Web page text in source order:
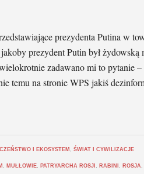
prezydenta Putina w
prezydent Putin był żydowską
zadawano mi to pytanie –
temu na stronie WPS jakiś
I EKOSYSTEM , ŚWIAT I CYWILIZACJE
, MUŁŁOWIE, PATRYARCHA ROSJI , RABINI , ROSJA ,